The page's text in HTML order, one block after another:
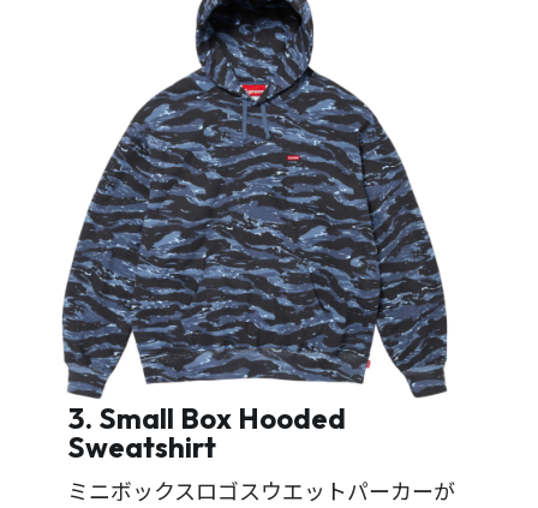
3. Small Box Hooded
Sweatshirt
ミニボックスロゴスウエットパーカーが